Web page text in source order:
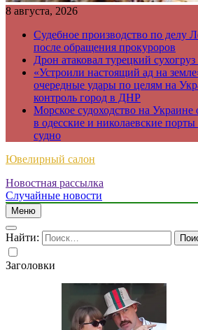
8 августа, 2026
Судебное производство по делу
после обращения прокуроров
Дрон атаковал турецкий
«Устроили настоящий ад на
очередные удары по целям на
контроль город в ДНР
Морское судоходство на Украине
в одесские и николаевские
судно
Ювелирный салон
Новостная рассылка
Случайные новости
Меню
Найти:
Заголовки